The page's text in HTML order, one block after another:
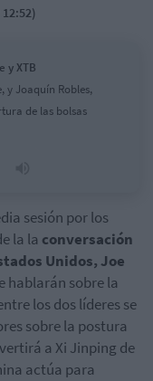
y XTB
y Joaquín Robles,
de las bolsas
sesión por los
la la conversación
Unidos, Joe
hablarán sobre la
los dos líderes se
sobre la postura
a Xi Jinping de
actúa para